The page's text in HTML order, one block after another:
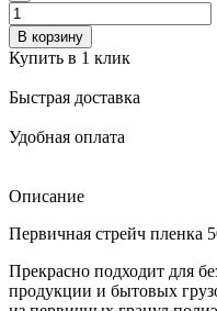
В корзину
Купить в 1 клик
Быстрая доставка
Удобная оплата
Описание
Первичная стрейч пленка
Прекрасно подходит для
продукции и бытовых